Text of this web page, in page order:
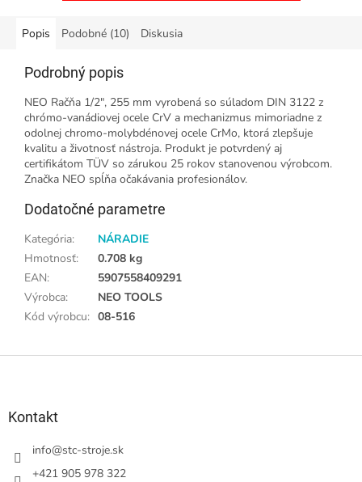
Popis Podobné (10) Diskusia
Podrobný popis
NEO Račňa 1/2", 255 mm vyrobená so súladom DIN 3122 z
chrómo-vanádiovej ocele CrV a mechanizmus mimoriadne z
odolnej chromo-molybdénovej ocele CrMo, ktorá zlepšuje
kvalitu a životnosť nástroja. Produkt je potvrdený aj
certifikátom TÜV so zárukou 25 rokov stanovenou výrobcom.
Značka NEO spĺňa očakávania profesionálov.
Dodatočné parametre
Kategória:
NÁRADIE
Hmotnosť:
0.708 kg
EAN:
5907558409291
Výrobca:
NEO TOOLS
Kód výrobcu: 08-516
Kontakt
info@stc-stroje.sk
+421 905 978 322